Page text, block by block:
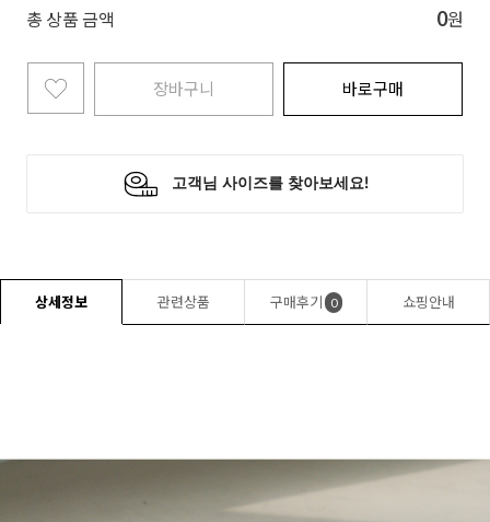
총 상품 금액 0원
장바구니 바로구매
상세정보 관련상품 구매후기 0 쇼핑안내